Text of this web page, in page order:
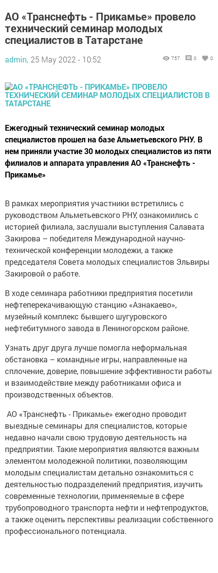
АО «Транснефть - Прикамье» провело
технический семинар молодых
специалистов в Татарстане
admin, 25 May 2022 - 10:52 757 0 0
Ежегодный технический семинар молодых
специалистов прошел на базе Альметьевского РНУ. В
нем приняли участие 30 молодых специалистов из пяти
филиалов и аппарата управления АО «Транснефть -
Прикамье»
B рамках мероприятия участники встретились с
руководством Альметьевского РНУ, ознакомились с
историей филиала, заслушали выступления Салавата
Закирова – победителя Международной научно-
технической конференции молодежи, а также
председателя Совета молодых специалистов Эльвиры
Закировой о работе.
В ходе семинара работники предприятия посетили
нефтеперекачивающую станцию «Азнакаево»,
музейный комплекс бывшего шугуровского
нефтебитумного завода в Лениногорском районе.
Узнать друг друга лучше помогла неформальная
обстановка – командные игры, направленные на
сплочение, доверие, повышение эффективности работы
и взаимодействие между работниками офиса и
производственных объектов.
АО «Транснефть - Прикамье» ежегодно проводит
выездные семинары для специалистов, которые
недавно начали свою трудовую деятельность на
предприятии. Такие мероприятия являются важным
элементом молодежной политики, позволяющим
молодым специалистам детально ознакомиться с
деятельностью подразделений предприятия, изучить
современные технологии, применяемые в сфере
трубопроводного транспорта нефти и нефтепродуктов,
а также оценить перспективы реализации собственного
профессионального потенциала.